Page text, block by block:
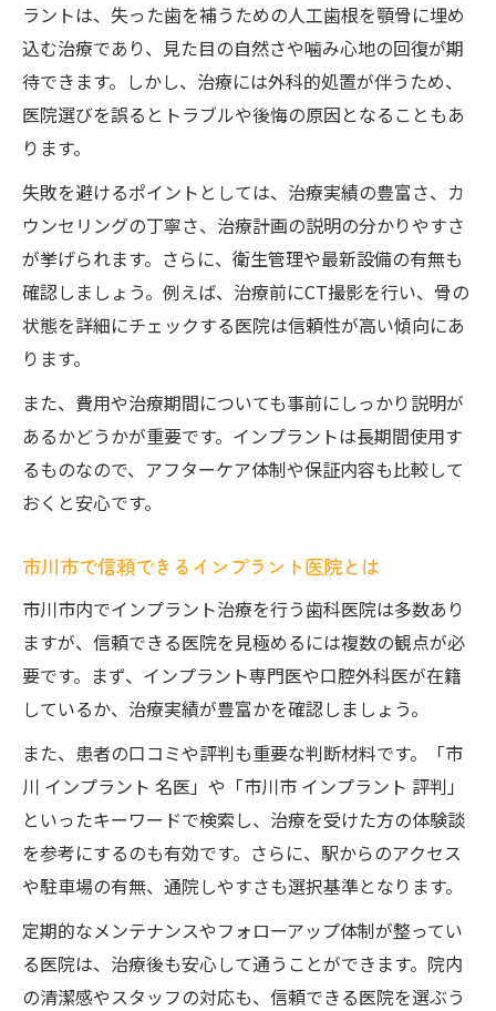
技術力が光るインプラントの特徴を徹底解説
高い技術力を持つインプラント歯科の見分
け方
市川市のインプラント手術最新技術の実態
インプラント専門医の技術力と信頼性の評
価
インプラント歯科選びに必要な技術指標と
後悔しない市川市インプラント治療のコツ
ト
市川市で失敗しないインプラント医院の条
件
インプラント治療で納得できる説明の重要
性
保証やメンテナンスが充実した医院の選び
方
口コミや評判から探るインプラントの真価
口コミでわかる市川市インプラント医院の
実力
インプラント治療の評判を比較するポイン
ト
実際の体験談から見るインプラントの評価
安心できるインプラント医院の口コミ活用
法
インプラント歯科選びで評判を信頼する理
ラントは、失った歯を補うための人工歯根を顎骨に埋め
込む治療であり、見た目の自然さや噛み心地の回復が期
待できます。しかし、治療には外科的処置が伴うため、
医院選びを誤るとトラブルや後悔の原因となることもあ
ります。
失敗を避けるポイントとしては、治療実績の豊富さ、カ
ウンセリングの丁寧さ、治療計画の説明の分かりやすさ
が挙げられます。さらに、衛生管理や最新設備の有無も
確認しましょう。例えば、治療前にCT撮影を行い、骨の
状態を詳細にチェックする医院は信頼性が高い傾向にあ
ります。
また、費用や治療期間についても事前にしっかり説明が
あるかどうかが重要です。インプラントは長期間使用す
るものなので、アフターケア体制や保証内容も比較して
おくと安心です。
市川市で信頼できるインプラント医院とは
市川市内でインプラント治療を行う歯科医院は多数あり
ますが、信頼できる医院を見極めるには複数の観点が必
要です。まず、インプラント専門医や口腔外科医が在籍
しているか、治療実績が豊富かを確認しましょう。
また、患者の口コミや評判も重要な判断材料です。「市
川 インプラント 名医」や「市川市 インプラント 評判」
といったキーワードで検索し、治療を受けた方の体験談
を参考にするのも有効です。さらに、駅からのアクセス
や駐車場の有無、通院しやすさも選択基準となります。
定期的なメンテナンスやフォローアップ体制が整ってい
る医院は、治療後も安心して通うことができます。院内
の清潔感やスタッフの対応も、信頼できる医院を選ぶう